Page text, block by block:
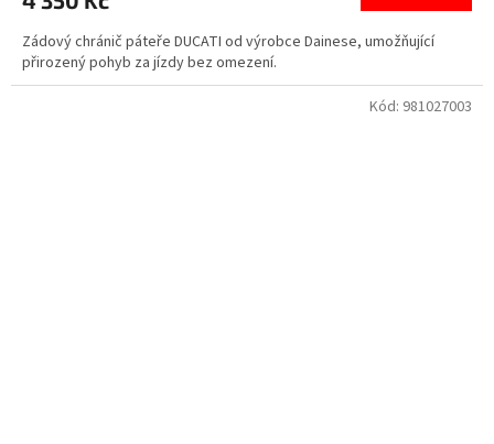
Zádový chránič páteře DUCATI od výrobce Dainese, umožňující
přirozený pohyb za jízdy bez omezení.
Kód: 981027003